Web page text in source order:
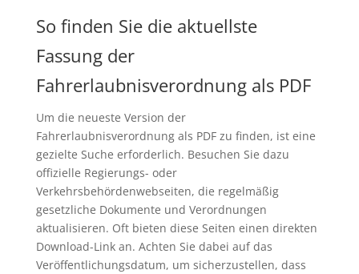
So finden Sie die aktuellste
Fassung der
Fahrerlaubnisverordnung als PDF
Um die neueste Version der
Fahrerlaubnisverordnung als PDF zu finden, ist eine
gezielte Suche erforderlich. Besuchen Sie dazu
offizielle Regierungs- oder
Verkehrsbehördenwebseiten, die regelmäßig
gesetzliche Dokumente und Verordnungen
aktualisieren. Oft bieten diese Seiten einen direkten
Download-Link an. Achten Sie dabei auf das
Veröffentlichungsdatum, um sicherzustellen, dass